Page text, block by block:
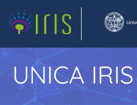
UNICA